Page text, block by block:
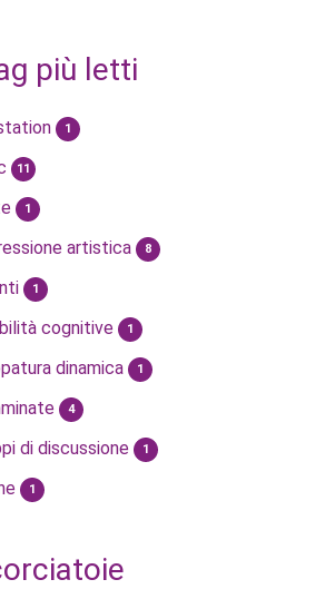
più letti
1
11
1
artistica 8
1
cognitive 1
dinamica 1
4
di discussione 1
1